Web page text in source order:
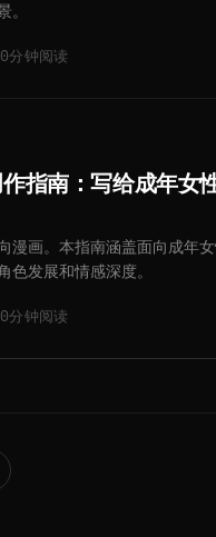
。
分钟阅读
指南：写给成年女
漫画。本指南涵盖面向成年
色发展和情感深度。
分钟阅读